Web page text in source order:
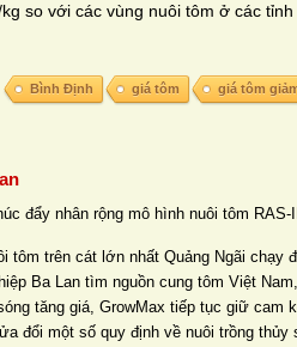
so với các vùng nuôi tôm ở các tỉnh
Bình Định giá tôm giá tôm
đẩy nhân rộng mô hình nuôi tôm
tôm trên cát lớn nhất Quảng Ngãi chạy
Ba Lan tìm nguồn cung tôm Việt
tăng giá, GrowMax tiếp tục giữ cam
đổi một số quy định về nuôi trồng thủy